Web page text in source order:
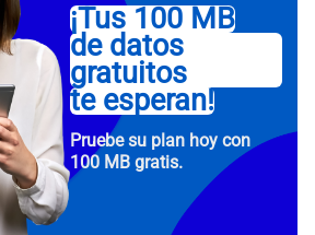
¡Tus 100 MB
de datos
gratuitos
te esperan!
Pruebe su plan hoy con
100 MB gratis.